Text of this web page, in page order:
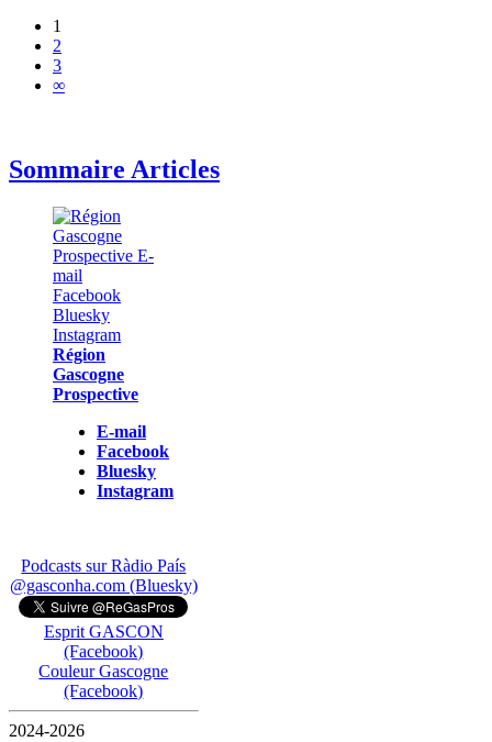
1
2
3
∞
Sommaire Articles
Région
Gascogne
Prospective
E-mail
Facebook
Bluesky
Instagram
Podcasts sur Ràdio País
@gasconha.com (Bluesky)
Esprit GASCON
(Facebook)
Couleur Gascogne
(Facebook)
2024-2026